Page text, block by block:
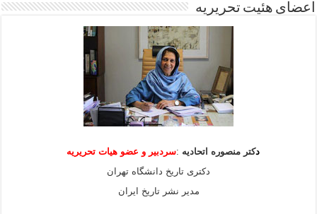
اعضای هئیت تحریریه
دکتر منصوره اتحادیه :سردبیر و عضو هیاتتحریریه
دکتری تاریخ دانشگاه تهران
مدیر نشر تاریخ ایران